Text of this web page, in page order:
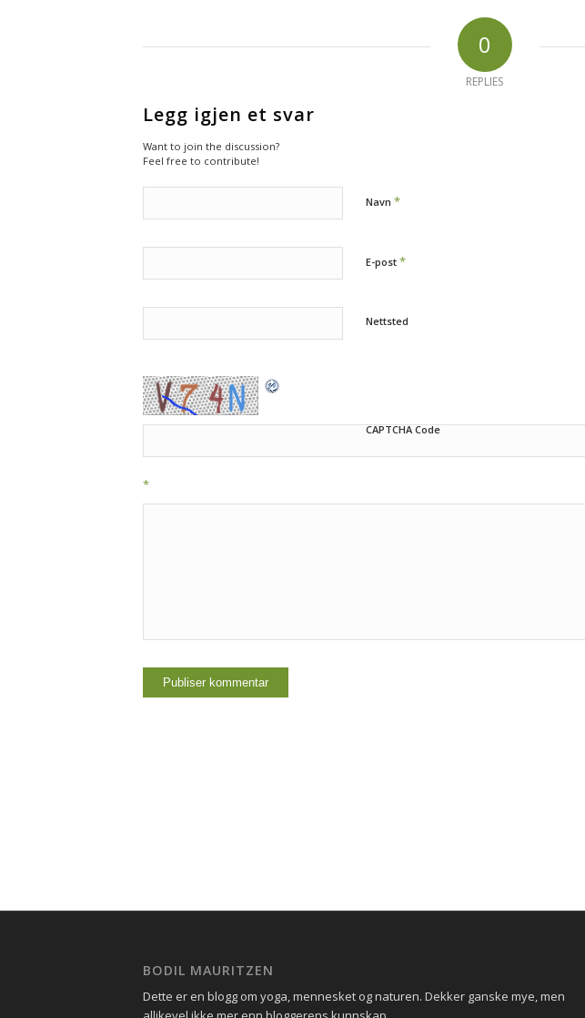
0
REPLIES
Legg igjen et svar
Want to join the discussion?
Feel free to contribute!
Navn *
E-post *
Nettsted
CAPTCHA Code
*
BODIL MAURITZEN
Dette er en blogg om yoga, mennesket og naturen. Dekker ganske mye, men